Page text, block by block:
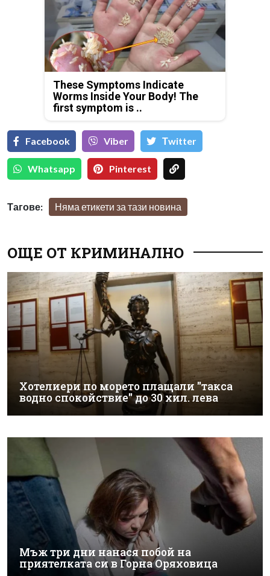
These Symptoms Indicate
Worms Inside Your Body! The
first symptom is ..
Facebook Viber Тwitter
Whatsapp Pinterest
Тагове: Няма етикети за тази новина
ОЩЕ ОТ КРИМИНАЛНО
Хотелиери по морето плащали "такса
водно спокойствие" до 30 хил. лева
Мъж три дни нанася побой на
приятелката си в Горна Оряховица